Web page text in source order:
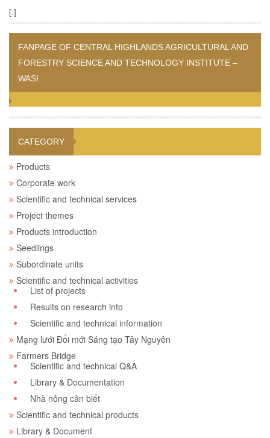
[:]
FANPAGE OF CENTRAL HIGHLANDS AGRICULTURAL AND
FORESTRY SCIENCE AND TECHNOLOGY INSTITUTE –
WASI
CATEGORY
Products
Corporate work
Scientific and technical services
Project themes
Products introduction
Seedlings
Subordinate units
Scientific and technical activities
List of projects
Results on research into
Scientific and technical information
Mạng lưới Đổi mới Sáng tạo Tây Nguyên
Farmers Bridge
Scientific and technical Q&A
Library & Documentation
Nhà nông cân biết
Scientific and technical products
Library & Document